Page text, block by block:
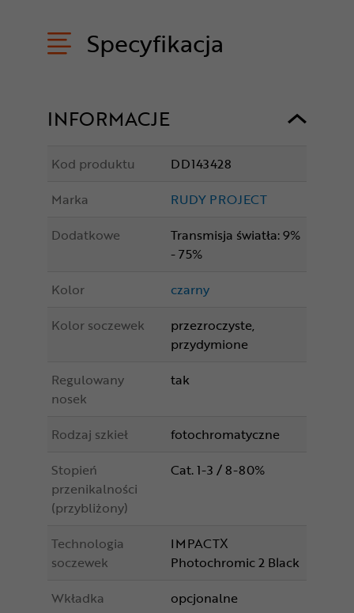
Specyfikacja
INFORMACJE
Kod produktu
DD143428
Marka
RUDY PROJECT
Dodatkowe
Transmisja światła: 9%
- 75%
Kolor
czarny
Kolor soczewek
przezroczyste,
przydymione
Regulowany
nosek
tak
Rodzaj szkieł
fotochromatyczne
Stopień
przenikalności
(przybliżony)
Cat. 1-3 / 8-80%
Technologia
soczewek
IMPACTX
Photochromic 2 Black
Wkładka
opcjonalne